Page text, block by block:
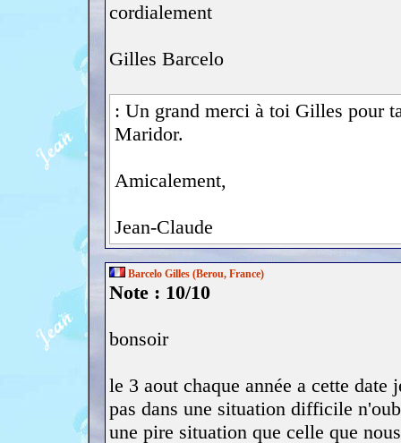
cordialement
Gilles Barcelo
: Un grand merci à toi Gilles pour
Maridor.
Amicalement,
Jean-Claude
Barcelo Gilles (Berou, France)
Note : 10/10
bonsoir
le 3 aout chaque année a cette
pas dans une situation difficile
une pire situation que celle que